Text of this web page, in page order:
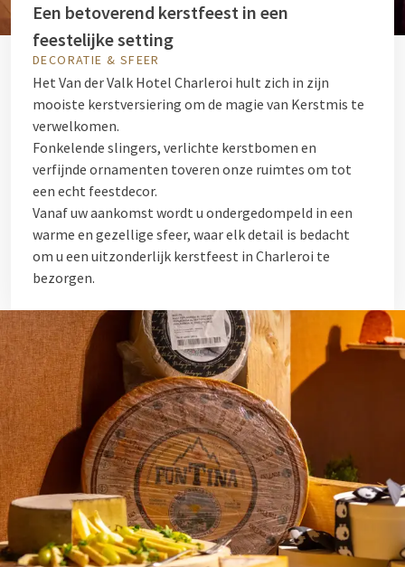
Een betoverend kerstfeest in een
feestelijke setting
DECORATIE & SFEER
Het Van der Valk Hotel Charleroi hult zich in zijn
mooiste kerstversiering om de magie van Kerstmis te
verwelkomen.
Fonkelende slingers, verlichte kerstbomen en
verfijnde ornamenten toveren onze ruimtes om tot
een echt feestdecor.
Vanaf uw aankomst wordt u ondergedompeld in een
warme en gezellige sfeer, waar elk detail is bedacht
om u een uitzonderlijk kerstfeest in Charleroi te
bezorgen.